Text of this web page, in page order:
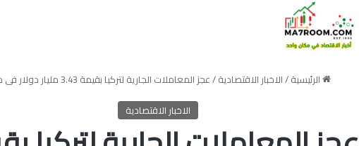
الرئيسية/الاخبار الاقتصادية/عجز المعاملات الجارية لتركيا بقيمة 3.43 مليار دولار فى مايو
الاخبار الاقتصادية